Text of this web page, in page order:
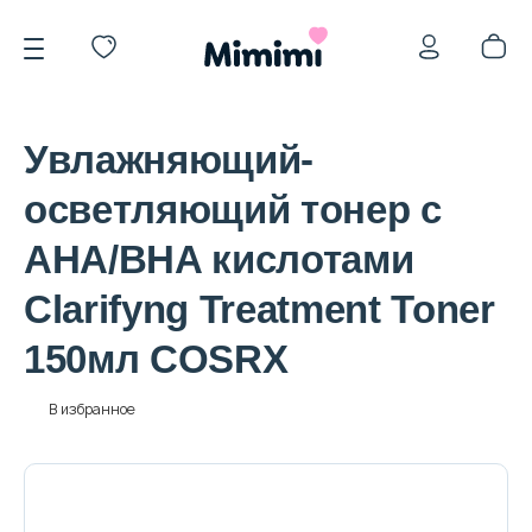
*OVERSTOCK -30%
Уход за лицом
Увлажняющий-
осветляющий тонер с
AHA/BHA кислотами
Clarifyng Treatment Toner
150мл COSRX
В избранное